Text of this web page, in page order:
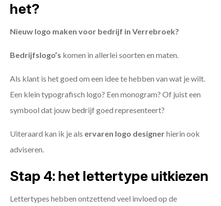
het?
Nieuw logo maken voor bedrijf in Verrebroek?
Bedrijfslogo’s komen in allerlei soorten en maten.
Als klant is het goed om een idee te hebben van wat je wilt.
Een klein typografisch logo? Een monogram? Of juist een
symbool dat jouw bedrijf goed representeert?
Uiteraard kan ik je als ervaren logo designerhierin ook
adviseren.
Stap 4: het lettertype uitkiezen
Lettertypes hebben ontzettend veel invloed op de